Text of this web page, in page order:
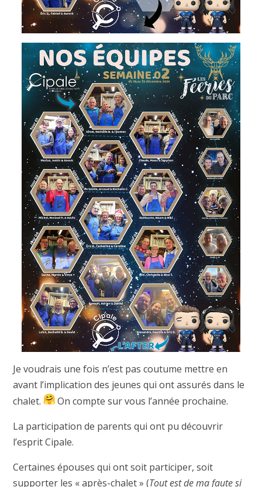
Je voudrais une fois n’est pas coutume mettre en
avant l’implication des jeunes qui ont assurés dans le
chalet.
On compte sur vous l’année prochaine.
La participation de parents qui ont pu découvrir
l’esprit Cipale.
Certaines épouses qui ont soit participer, soit
supporter les « après-chalet » (Tout est de ma faute si